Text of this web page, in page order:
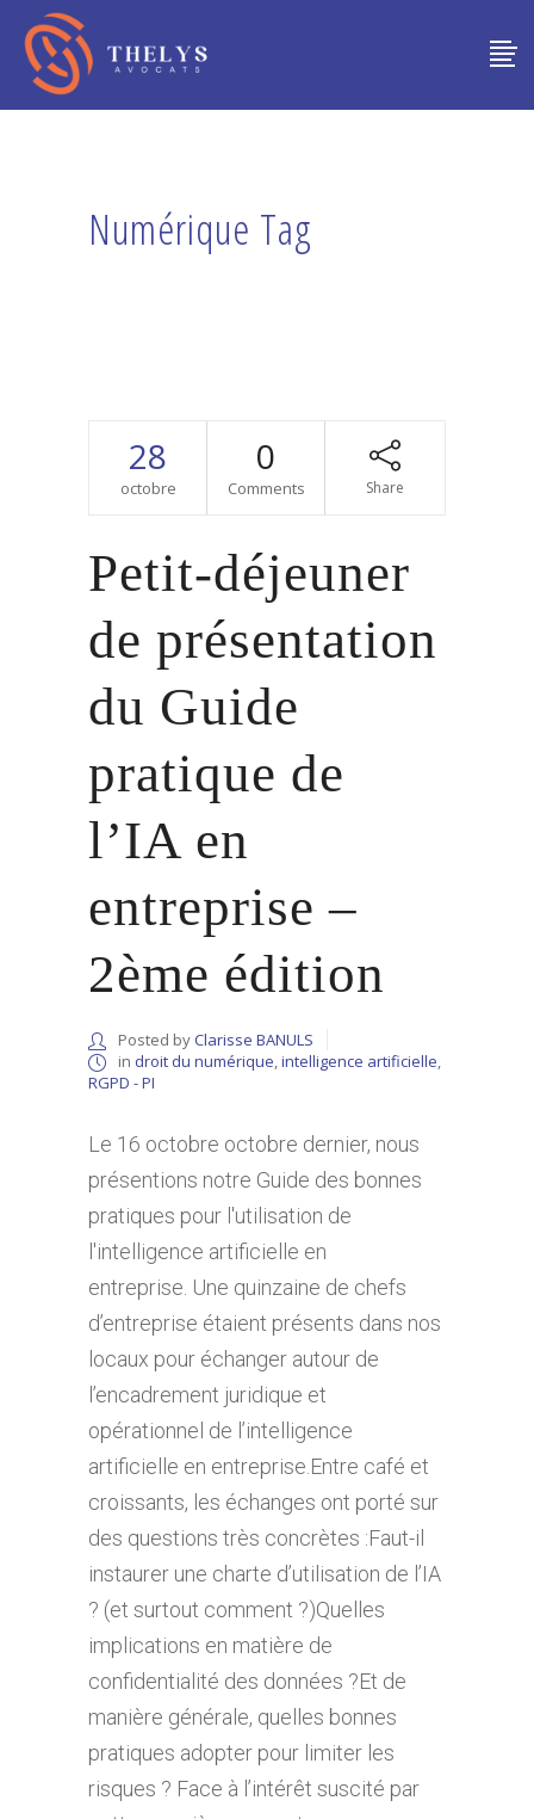
Numérique Tag
28
octobre
0
Comments Share
Petit-déjeuner
de présentation
du Guide
pratique de
l’IA en
entreprise –
2ème édition
Posted byClarisse BANULS
in droit du numérique,intelligence artificielle,
RGPD - PI
Le 16 octobre octobre dernier, nous
présentions notre Guide des bonnes
pratiques pour l'utilisation de
l'intelligence artificielle en
entreprise. Une quinzaine de chefs
d’entreprise étaient présents dans nos
locaux pour échanger autour de
l’encadrement juridique et
opérationnel de l’intelligence
artificielle en entreprise.Entre café et
croissants, les échanges ont porté sur
des questions très concrètes :Faut-il
instaurer une charte d’utilisation de l’IA
? (et surtout comment ?)Quelles
implications en matière de
confidentialité des données ?Et de
manière générale, quelles bonnes
pratiques adopter pour limiter les
risques ? Face à l’intérêt suscité par